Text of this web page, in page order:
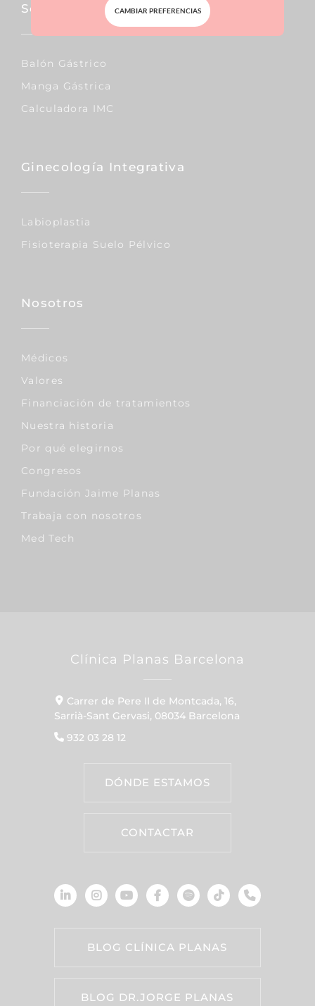
Sobrepeso & Obesidad
Balón Gástrico
Manga Gástrica
Calculadora IMC
Ginecología Integrativa
Labioplastia
Fisioterapia Suelo Pélvico
Nosotros
Médicos
Valores
Financiación de tratamientos
Nuestra historia
Por qué elegirnos
Congresos
Fundación Jaime Planas
Trabaja con nosotros
Med Tech
Clínica Planas Barcelona
Carrer de Pere II de Montcada, 16,
Sarrià-Sant Gervasi, 08034 Barcelona
932 03 28 12
DÓNDE ESTAMOS
CONTACTAR
BLOG CLÍNICA PLANAS
BLOG DR.JORGE PLANAS
CAMBIAR PREFERENCIAS